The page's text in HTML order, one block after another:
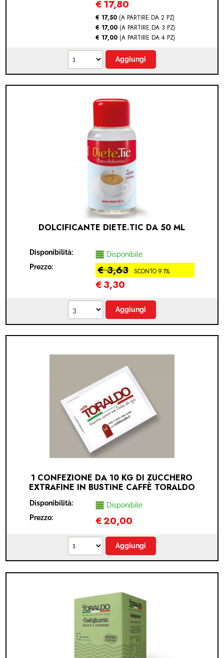
€ 17,80
€ 17,50 (A PARTIRE DA 2 PZ)
€ 17,00 (A PARTIRE DA 3 PZ)
€ 17,00 (A PARTIRE DA 4 PZ)
DOLCIFICANTE DIETE.TIC DA 50 ML
Disponibilità:
Disponibile
Prezzo:
€ 3,63 SCONTO 9.1%
€ 3,30
1 CONFEZIONE DA 10 KG DI ZUCCHERO
EXTRAFINE IN BUSTINE CAFFÈ TORALDO
Disponibilità:
Disponibile
Prezzo:
€20,00